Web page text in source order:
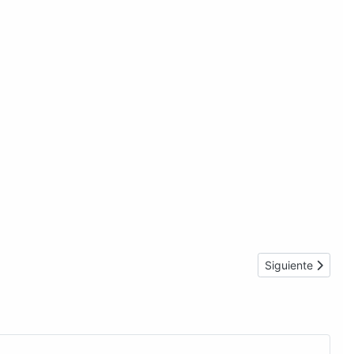
Artículo
Siguiente